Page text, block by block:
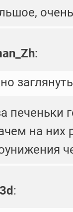
:
печеньки
на них
: